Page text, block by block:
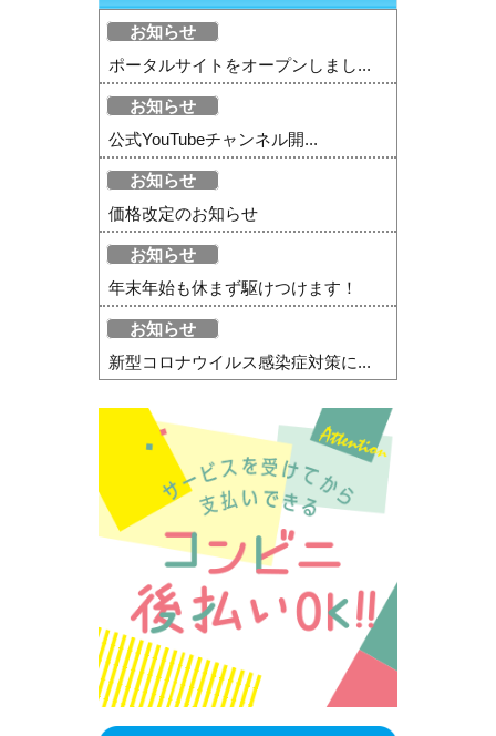
お知らせ
ポータルサイトをオープンしまし...
お知らせ
公式YouTubeチャンネル開...
お知らせ
価格改定のお知らせ
お知らせ
年末年始も休まず駆けつけます！
お知らせ
新型コロナウイルス感染症対策に...